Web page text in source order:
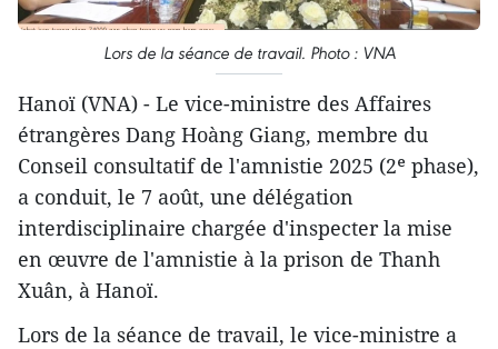
Lors de la séance de travail. Photo : VNA
Hanoï (VNA) - Le vice-ministre des Affaires
étrangères Dang Hoàng Giang, membre du
Conseil consultatif de l'amnistie 2025 (2ᵉ phase),
a conduit, le 7 août, une délégation
interdisciplinaire chargée d'inspecter la mise
en œuvre de l'amnistie à la prison de Thanh
Xuân, à Hanoï.
Lors de la séance de travail, le vice-ministre a